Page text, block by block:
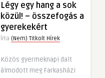
Légy egy hang a sok
közül! – összefogás a
gyerekekért
Írta (Nem) Titkolt Hírek
Közös gyermeknapi dalt
álmodott meg Farkasházi